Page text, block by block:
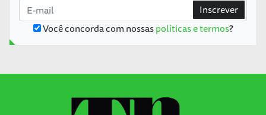
Você concorda com nossaspolíticas e termos?
Inscrever